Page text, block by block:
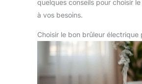
quelques conseils pour choisir
à vos besoins.
Choisir le bon brûleur électrique